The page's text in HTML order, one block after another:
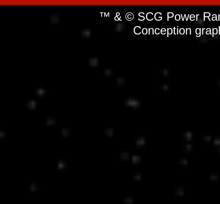
™ & © SCG Power
Conception